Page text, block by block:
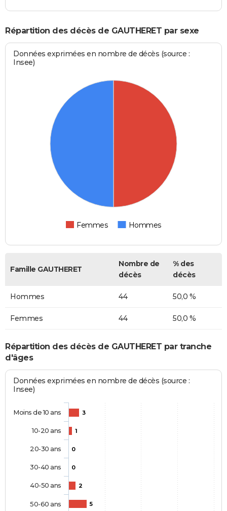
Répartition des décès de GAUTHERET par sexe
Données exprimées en nombre de décès (source :
Insee)
Femmes Hommes
Famille GAUTHERET
Nombre de
décès
% des
décès
Hommes 44 50,0 %
Femmes 44 50,0 %
Répartition des décès de GAUTHERET par tranche
d'âges
Données exprimées en nombre de décès (source :
Insee)
3
1
0
0
2
5
Moins de 10 ans
10-20 ans
20-30 ans
30-40 ans
40-50 ans
50-60 ans